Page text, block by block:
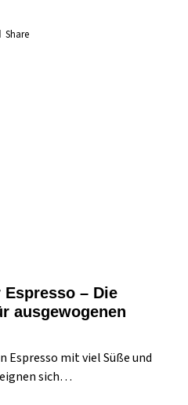
Share
– Die
ausgewogenen
Espresso mit viel Süße und
sich…